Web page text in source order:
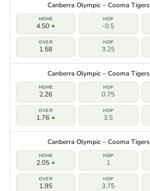
Canberra Olympic – Cooma Tigers
4.50 -0.5
1.58 3.25
Canberra Olympic – Cooma Tigers
2.26 0.75
1.76 3.5
Canberra Olympic – Cooma Tigers
2.05 1
1.95 3.75